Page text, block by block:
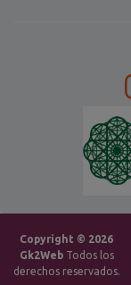
Copyright © 2026
Gk2WebTodos los
derechos reservados.